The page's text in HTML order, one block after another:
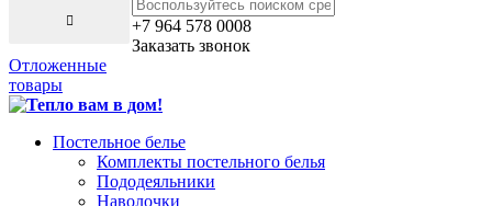
+7 964 578 0008
Заказать звонок
Отложенные
товары
Постельное белье
Комплекты постельного белья
Пододеяльники
Наволочки